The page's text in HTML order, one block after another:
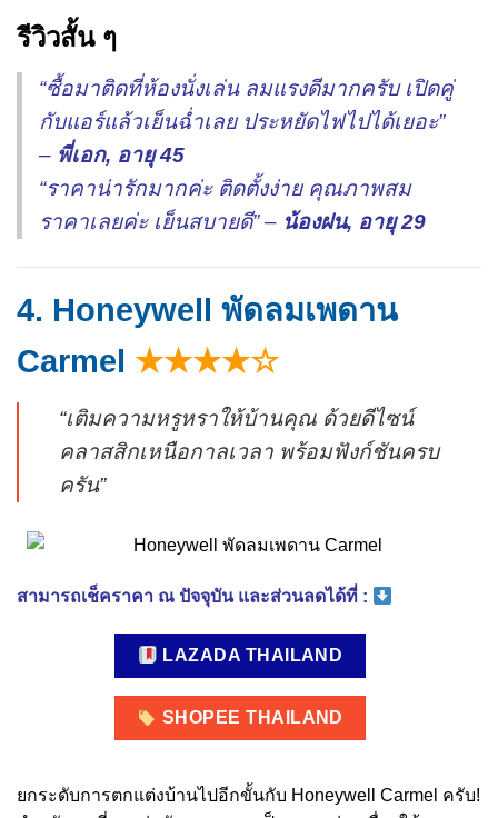
รีวิวสั้น ๆ
“ซื้อมาติดที่ห้องนั่งเล่น ลมแรงดีมากครับ เปิดคู่
กับแอร์แล้วเย็นฉ่ำเลย ประหยัดไฟไปได้เยอะ”
– พี่เอก, อายุ 45
“ราคาน่ารักมากค่ะ ติดตั้งง่าย คุณภาพสม
ราคาเลยค่ะ เย็นสบายดี” – น้องฝน, อายุ 29
4. Honeywell พัดลมเพดาน
Carmel ★★★★☆
“เติมความหรูหราให้บ้านคุณ ด้วยดีไซน์
คลาสสิกเหนือกาลเวลา พร้อมฟังก์ชันครบ
ครัน”
สามารถเช็คราคา ณ ปัจจุบัน และส่วนลดได้ที่ :
LAZADA THAILAND
SHOPEE THAILAND
ยกระดับการตกแต่งบ้านไปอีกขั้นกับ Honeywell Carmel ครับ!